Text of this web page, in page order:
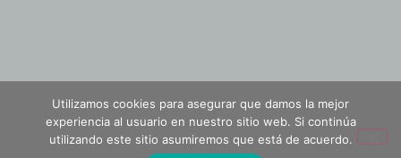
Utilizamos cookies para asegurar que damos la mejor
experiencia al usuario en nuestro sitio web. Si continúa
utilizando este sitio asumiremos que está de acuerdo.